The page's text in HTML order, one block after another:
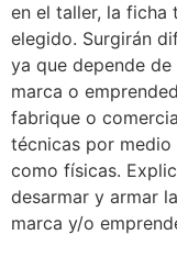
en el taller, la ficha
elegido. Surgirán
ya que depende
marca o
fabrique o
técnicas por
como físicas.
desarmar y armar
marca y/o